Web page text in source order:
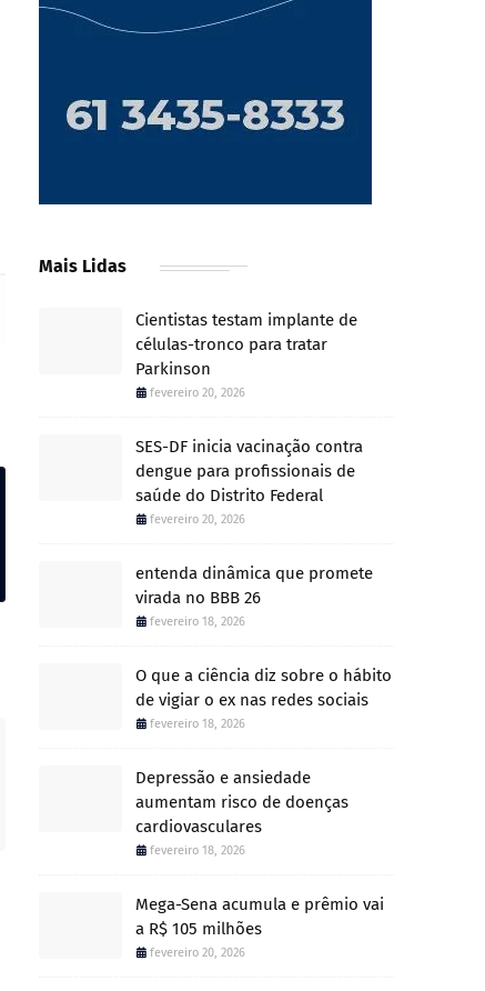
Mais Lidas
Cientistas testam implante de
células-tronco para tratar
Parkinson
fevereiro 20, 2026
SES-DF inicia vacinação contra
dengue para profissionais de
saúde do Distrito Federal
fevereiro 20, 2026
entenda dinâmica que promete
virada no BBB 26
fevereiro 18, 2026
O que a ciência diz sobre o hábito
de vigiar o ex nas redes sociais
fevereiro 18, 2026
Depressão e ansiedade
aumentam risco de doenças
cardiovasculares
fevereiro 18, 2026
Mega-Sena acumula e prêmio vai
a R$ 105 milhões
fevereiro 20, 2026